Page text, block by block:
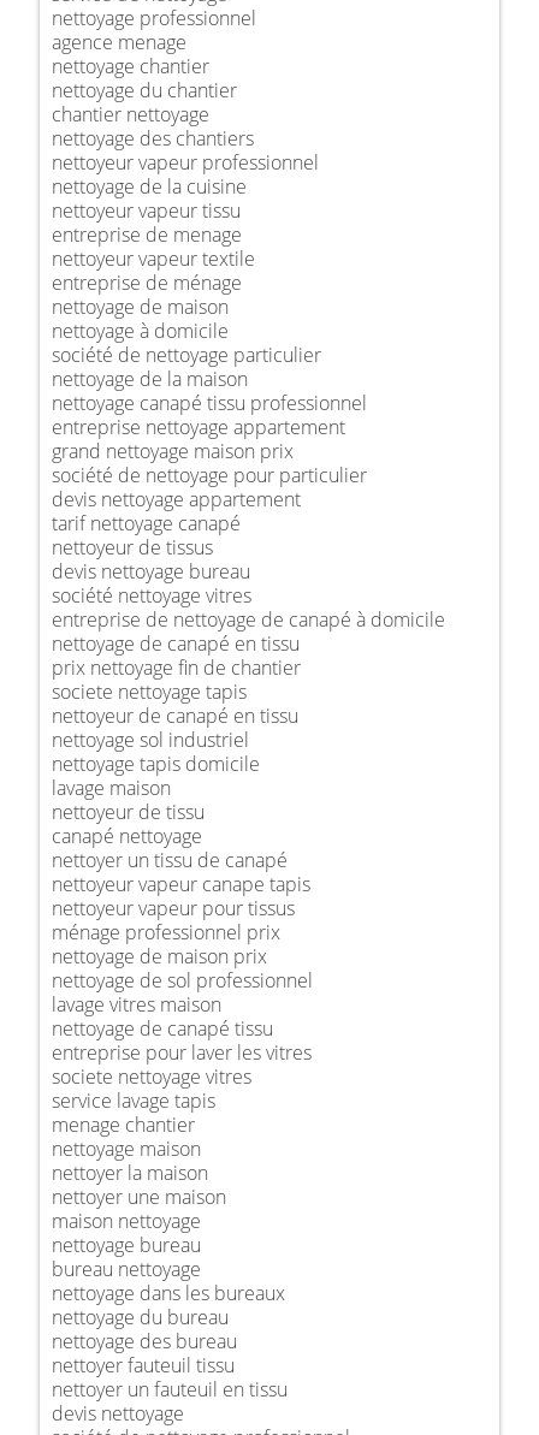
nettoyage professionnel
agence menage
nettoyage chantier
nettoyage du chantier
chantier nettoyage
nettoyage des chantiers
nettoyeur vapeur professionnel
nettoyage de la cuisine
nettoyeur vapeur tissu
entreprise de menage
nettoyeur vapeur textile
entreprise de ménage
nettoyage de maison
nettoyage à domicile
société de nettoyage particulier
nettoyage de la maison
nettoyage canapé tissu professionnel
entreprise nettoyage appartement
grand nettoyage maison prix
société de nettoyage pour particulier
devis nettoyage appartement
tarif nettoyage canapé
nettoyeur de tissus
devis nettoyage bureau
société nettoyage vitres
entreprise de nettoyage de canapé à domicile
nettoyage de canapé en tissu
prix nettoyage fin de chantier
societe nettoyage tapis
nettoyeur de canapé en tissu
nettoyage sol industriel
nettoyage tapis domicile
lavage maison
nettoyeur de tissu
canapé nettoyage
nettoyer un tissu de canapé
nettoyeur vapeur canape tapis
nettoyeur vapeur pour tissus
ménage professionnel prix
nettoyage de maison prix
nettoyage de sol professionnel
lavage vitres maison
nettoyage de canapé tissu
entreprise pour laver les vitres
societe nettoyage vitres
service lavage tapis
menage chantier
nettoyage maison
nettoyer la maison
nettoyer une maison
maison nettoyage
nettoyage bureau
bureau nettoyage
nettoyage dans les bureaux
nettoyage du bureau
nettoyage des bureau
nettoyer fauteuil tissu
nettoyer un fauteuil en tissu
devis nettoyage